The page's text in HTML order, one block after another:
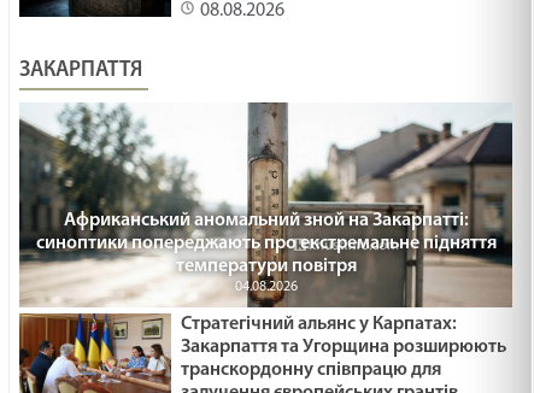
08.08.2026
ЗАКАРПАТТЯ
Африканський аномальний зной на Закарпатті:
синоптики попереджають про екстремальне підняття
температури повітря
04.08.2026
Стратегічний альянс у Карпатах:
Закарпаття та Угорщина розширюють
транскордонну співпрацю для